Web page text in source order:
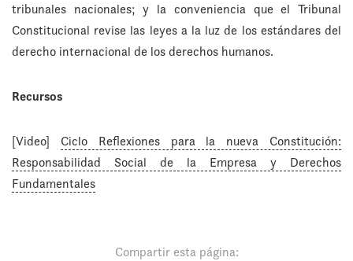
tribunales nacionales; y la conveniencia que el Tribunal
Constitucional revise las leyes a la luz de los estándares del
derecho internacional de los derechos humanos.
Recursos
[Video] Ciclo Reflexiones para la nueva Constitución:
Responsabilidad Social de la Empresa y Derechos
Fundamentales
Compartir esta página: